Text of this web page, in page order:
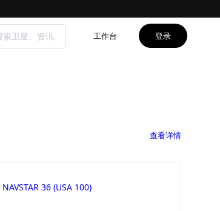
工作台 登录
查看详情
NAVSTAR 36 (USA 100)